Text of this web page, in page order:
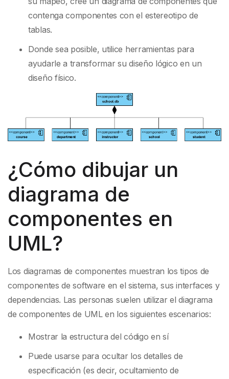
contenga componentes con el estereotipo de
tablas.
Donde sea posible, utilice herramientas para
ayudarle a transformar su diseño lógico en un
diseño físico.
¿Cómo dibujar un
diagrama de
componentes en
UML?
Los diagramas de componentes muestran los tipos de
componentes de software en el sistema, sus interfaces y
dependencias. Las personas suelen utilizar el diagrama
de componentes de UML en los siguientes escenarios:
Mostrar la estructura del código en sí
Puede usarse para ocultar los detalles de
especificación (es decir, ocultamiento de